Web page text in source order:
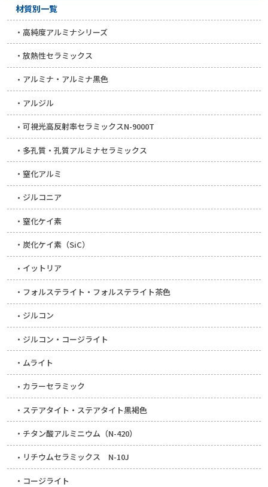
材質別一覧
高純度アルミナシリーズ
放熱性セラミックス
アルミナ・アルミナ黒色
アルジル
可視光高反射率セラミックスN-9000T
多孔質・孔質アルミナセラミックス
窒化アルミ
ジルコニア
窒化ケイ素
炭化ケイ素（SiC）
イットリア
フォルステライト・フォルステライト茶色
ジルコン
ジルコン・コージライト
ムライト
カラーセラミック
ステアタイト・ステアタイト黒褐色
チタン酸アルミニウム（N-420）
リチウムセラミックス N-10J
コージライト